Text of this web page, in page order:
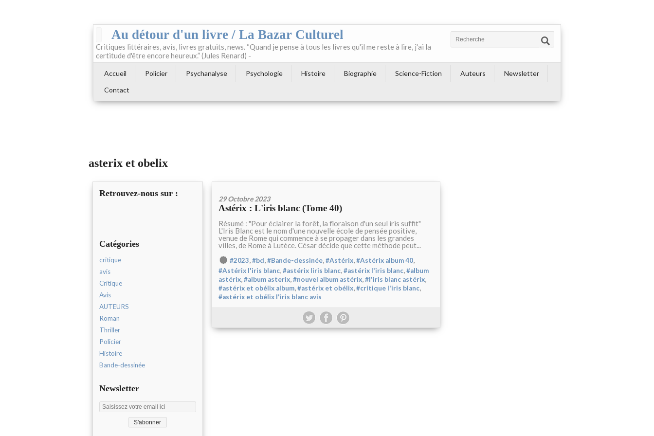
Au détour d'un livre / La Bazar Culturel
Critiques littéraires, avis, livres gratuits, news. “Quand je pense à tous les livres qu'il me reste à lire, j'ai la
certitude d'être encore heureux.” (Jules Renard) -
Accueil Policier Psychanalyse Psychologie Histoire Biographie Science-Fiction Auteurs
Newsletter
Contact
asterix et obelix
Retrouvez-nous sur :
Catégories
critique
avis
Critique
Avis
AUTEURS
Roman
Thriller
Policier
Histoire
Bande-dessinée
Newsletter
29 Octobre 2023
Astérix : L'iris blanc (Tome 40)
Résumé : "Pour éclairer la forêt, la floraison d'un seul iris suffit"
L'Iris Blanc est le nom d'une nouvelle école de pensée positive,
venue de Rome qui commence à se propager dans les grandes
villes, de Rome à Lutèce. César décide que cette méthode peut...
#2023,#bd,#Bande-dessinée,#Astérix,#Astérix album 40,
#Astérix l'iris blanc,#astérix liris blanc,#astérix l'iris blanc,#album
astérix,#album asterix,#nouvel album astérix,#l'iris blanc astérix,
#astérix et obélix album,#astérix et obélix,#critique l'iris blanc,
#astérix et obélix l'iris blanc avis